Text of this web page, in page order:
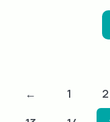
← 1 2